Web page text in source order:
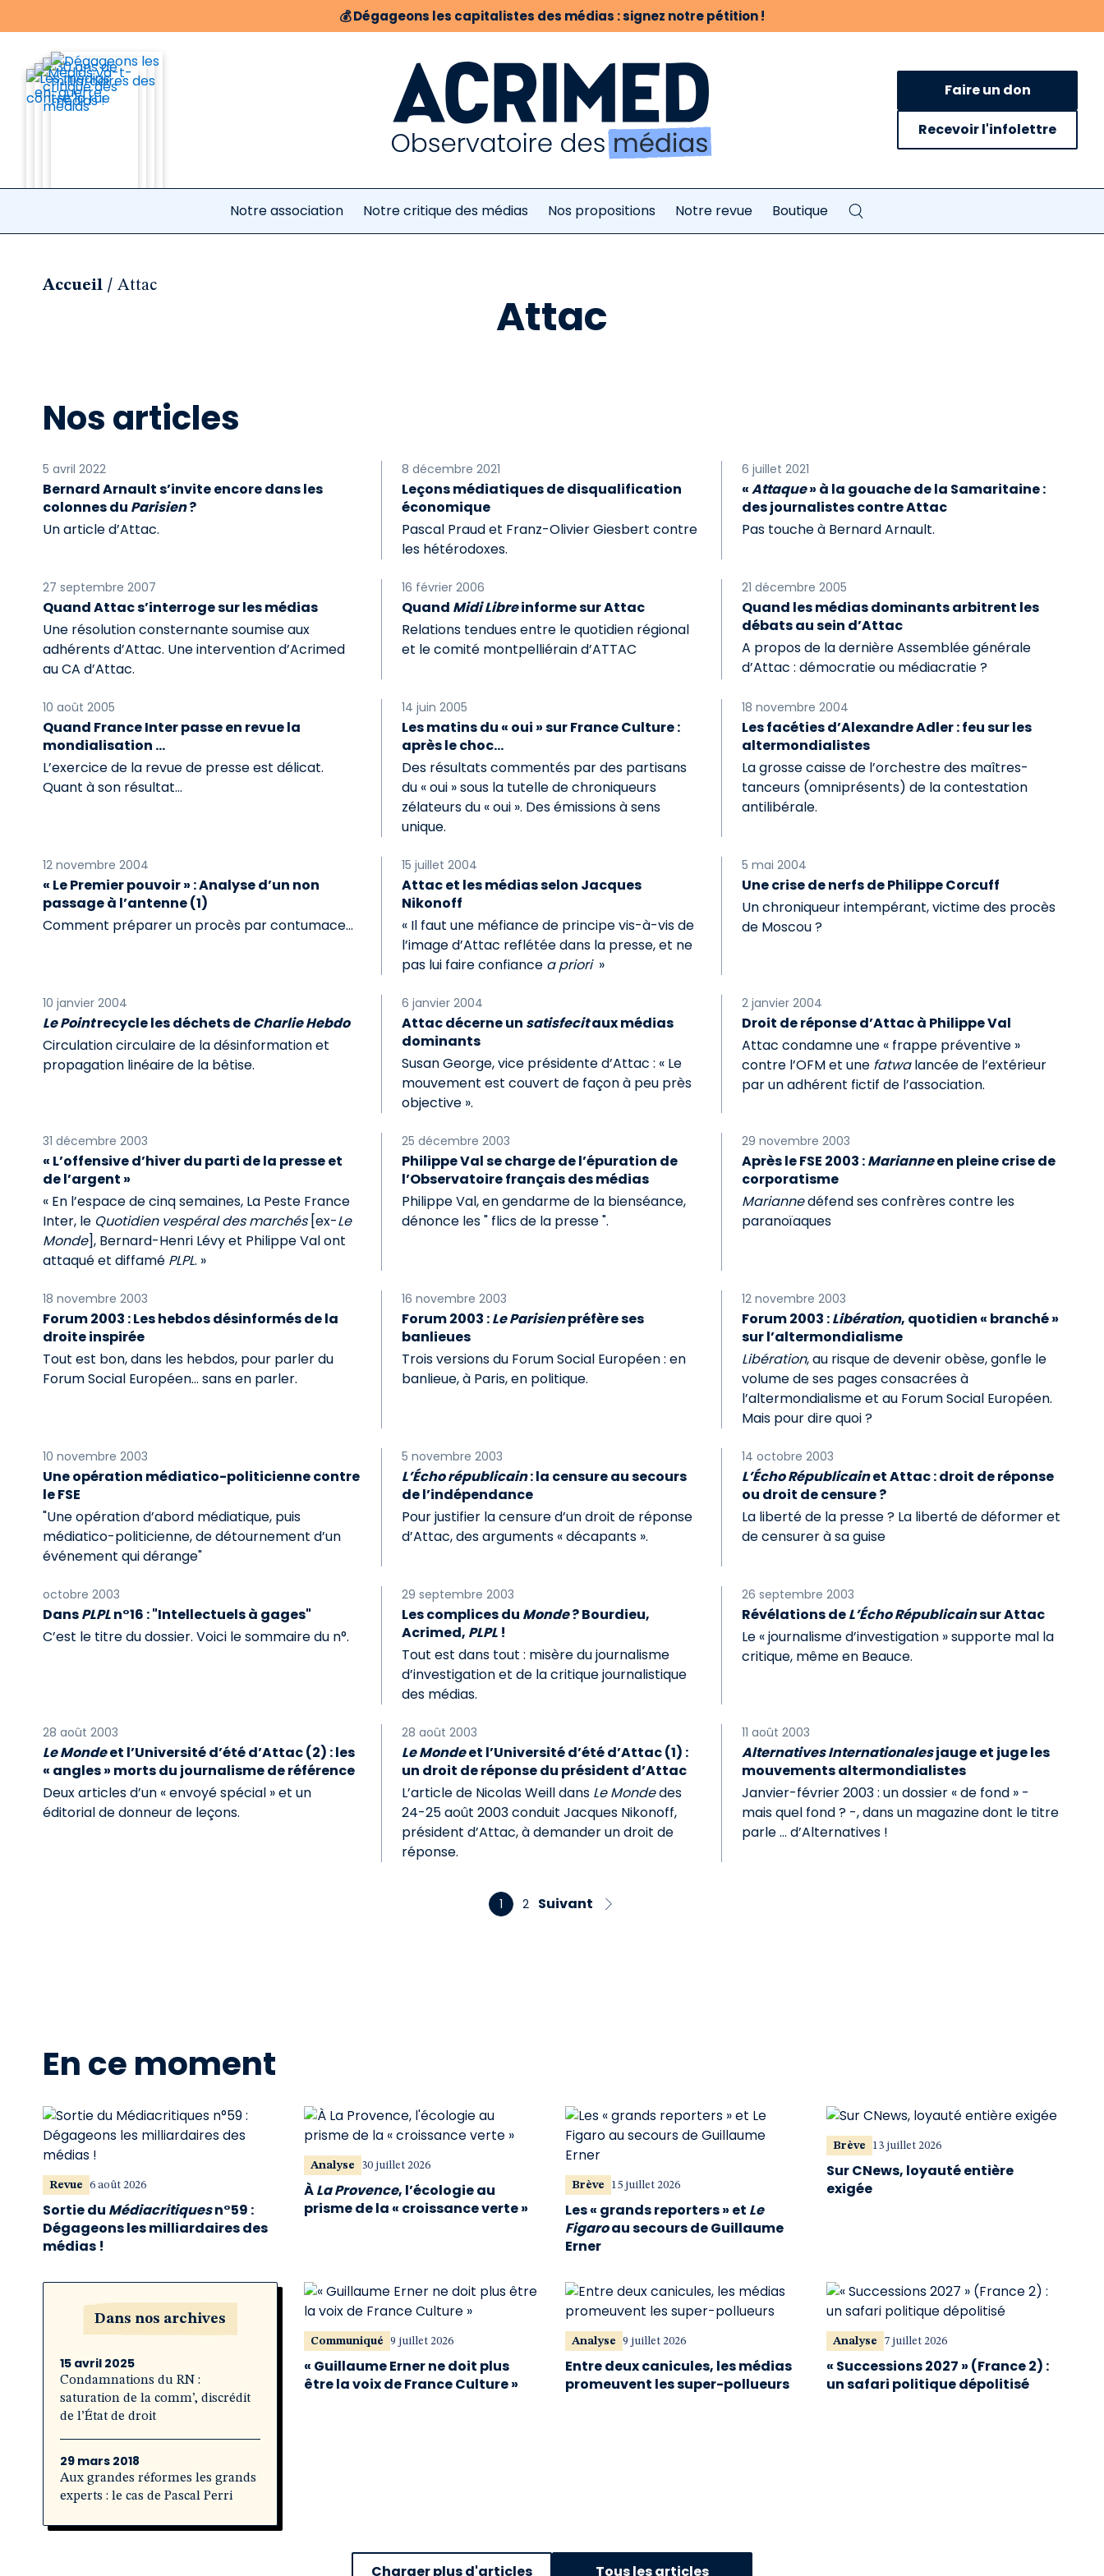
💰Dégageons les capitalistes des médias : signez notre pétition !
Faire un don
Recevoir l'infolettre
Notre association Notre critique des médias Nos propositions Notre revue Boutique
Accueil / Attac
Attac
Nos articles
5 avril 2022
Bernard Arnault s’invite encore dans les
colonnes du Parisien?
Un article d’Attac.
8 décembre 2021
Leçons médiatiques de disqualification
économique
Pascal Praud et Franz-Olivier Giesbert contre
les hétérodoxes.
6 juillet 2021
«Attaque» à la gouache de la Samaritaine :
des journalistes contre Attac
Pas touche à Bernard Arnault.
27 septembre 2007
Quand Attac s’interroge sur les médias
Une résolution consternante soumise aux
adhérents d’Attac. Une intervention d’Acrimed
au CA d’Attac.
16 février 2006
Quand Midi Libreinforme sur Attac
Relations tendues entre le quotidien régional
et le comité montpelliérain d’ATTAC
21 décembre 2005
Quand les médias dominants arbitrent les
débats au sein d’Attac
A propos de la dernière Assemblée générale
d’Attac : démocratie ou médiacratie ?
10 août 2005
Quand France Inter passe en revue la
mondialisation ...
L’exercice de la revue de presse est délicat.
Quant à son résultat...
14 juin 2005
Les matins du « oui » sur France Culture :
après le choc...
Des résultats commentés par des partisans
du « oui » sous la tutelle de chroniqueurs
zélateurs du « oui ». Des émissions à sens
unique.
18 novembre 2004
Les facéties d’Alexandre Adler : feu sur les
altermondialistes
La grosse caisse de l’orchestre des maîtres-
tanceurs (omniprésents) de la contestation
antilibérale.
12 novembre 2004
« Le Premier pouvoir » : Analyse d’un non
passage à l’antenne (1)
Comment préparer un procès par contumace...
15 juillet 2004
Attac et les médias selon Jacques
Nikonoff
« Il faut une méfiance de principe vis-à-vis de
l’image d’Attac reflétée dans la presse, et ne
pas lui faire confiance a priori »
5 mai 2004
Une crise de nerfs de Philippe Corcuff
Un chroniqueur intempérant, victime des procès
de Moscou ?
10 janvier 2004
Le Pointrecycle les déchets deCharlie Hebdo
Circulation circulaire de la désinformation et
propagation linéaire de la bêtise.
6 janvier 2004
Attac décerne un satisfecitaux médias
dominants
Susan George, vice présidente d’Attac : « Le
mouvement est couvert de façon à peu près
objective ».
2 janvier 2004
Droit de réponse d’Attac à Philippe Val
Attac condamne une « frappe préventive »
contre l’OFM et une fatwalancée de l’extérieur
par un adhérent fictif de l’association.
31 décembre 2003
« L’offensive d’hiver du parti de la presse et
de l’argent »
« En l’espace de cinq semaines, La Peste France
Inter, le Quotidien vespéral des marchés [ex-Le
Monde], Bernard-Henri Lévy et Philippe Val ont
attaqué et diffamé PLPL. »
25 décembre 2003
Philippe Val se charge de l’épuration de
l’Observatoire français des médias
Philippe Val, en gendarme de la bienséance,
dénonce les " flics de la presse ".
29 novembre 2003
Après le FSE 2003 :Marianneen pleine crise de
corporatisme
Mariannedéfend ses confrères contre les
paranoïaques
18 novembre 2003
Forum 2003 : Les hebdos désinformés de la
droite inspirée
Tout est bon, dans les hebdos, pour parler du
Forum Social Européen… sans en parler.
16 novembre 2003
Forum 2003 :Le Parisienpréfère ses
banlieues
Trois versions du Forum Social Européen : en
banlieue, à Paris, en politique.
12 novembre 2003
Forum 2003 :Libération, quotidien « branché »
sur l’altermondialisme
Libération, au risque de devenir obèse, gonfle le
volume de ses pages consacrées à
l’altermondialisme et au Forum Social Européen.
Mais pour dire quoi ?
10 novembre 2003
Une opération médiatico-politicienne contre
le FSE
"Une opération d’abord médiatique, puis
médiatico-politicienne, de détournement d’un
événement qui dérange"
5 novembre 2003
L’Écho républicain: la censure au secours
de l’indépendance
Pour justifier la censure d’un droit de réponse
d’Attac, des arguments « décapants ».
14 octobre 2003
L’Écho Républicainet Attac : droit de réponse
ou droit de censure ?
La liberté de la presse ? La liberté de déformer et
de censurer à sa guise
octobre 2003
DansPLPLn°16 : "Intellectuels à gages"
C’est le titre du dossier. Voici le sommaire du n°.
29 septembre 2003
Les complices du Monde? Bourdieu,
Acrimed, PLPL !
Tout est dans tout : misère du journalisme
d’investigation et de la critique journalistique
des médias.
26 septembre 2003
Révélations deL’Écho Républicainsur Attac
Le « journalisme d’investigation » supporte mal la
critique, même en Beauce.
28 août 2003
Le Mondeet l’Université d’été d’Attac (2) : les
« angles » morts du journalisme de référence
Deux articles d’un « envoyé spécial » et un
éditorial de donneur de leçons.
28 août 2003
Le Mondeet l’Université d’été d’Attac (1) :
un droit de réponse du président d’Attac
L’article de Nicolas Weill dans Le Mondedes
24-25 août 2003 conduit Jacques Nikonoff,
président d’Attac, à demander un droit de
réponse.
11 août 2003
Alternatives Internationalesjauge et juge les
mouvements altermondialistes
Janvier-février 2003 : un dossier « de fond » -
mais quel fond ? -, dans un magazine dont le titre
parle … d’Alternatives !
1 2 Suivant
En ce moment
Revue 6 août 2026
Sortie du Médiacritiquesn°59 :
Dégageons les milliardaires des
médias !
Analyse 30 juillet 2026
ÀLa Provence, l’écologie au
prisme de la « croissance verte »
Brève 15 juillet 2026
Les « grands reporters » et Le
Figaroau secours de Guillaume
Erner
Brève 13 juillet 2026
Sur CNews, loyauté entière
exigée
Dans nos archives
15 avril 2025
Condamnations du RN :
saturation de la comm’, discrédit
de l’État de droit
29 mars 2018
Aux grandes réformes les grands
experts : le cas de Pascal Perri
Communiqué 9 juillet 2026
« Guillaume Erner ne doit plus
être la voix de France Culture »
Analyse 9 juillet 2026
Entre deux canicules, les médias
promeuvent les super-pollueurs
Analyse 7 juillet 2026
« Successions 2027 » (France 2) :
un safari politique dépolitisé
Charger plus d'articles Tous les articles